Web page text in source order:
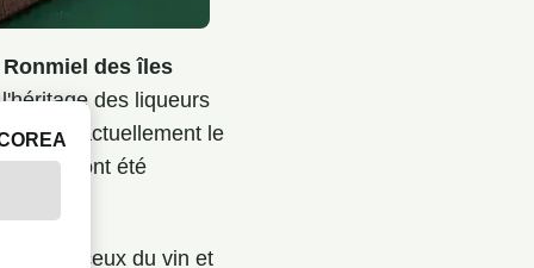
des îles
des liqueurs
est actuellement le
ont été
la fois ceux du vin et